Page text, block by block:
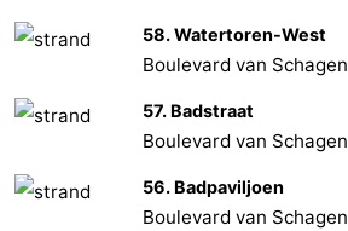
58. Watertoren-West
Boulevard van Schagen
57. Badstraat
Boulevard van Schagen
56. Badpaviljoen
Boulevard van Schagen